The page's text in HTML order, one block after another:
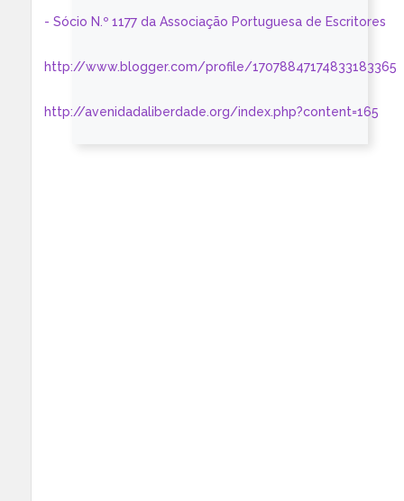
- Sócio N.º 1177 da Associação Portuguesa de Escritores
http://www.blogger.com/profile/17078847174833183365
http://avenidadaliberdade.org/index.php?content=165